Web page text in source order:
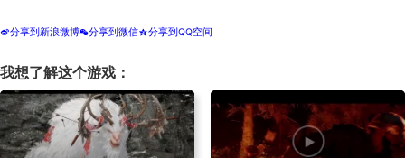
t分享到新浪微博w分享到微信z分享到QQ空间
我想了解这个游戏：